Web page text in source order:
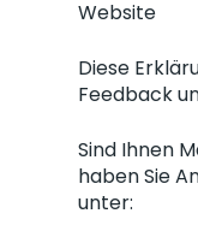
Website
Diese
Feedback
Sind Ihnen
haben Sie
unter: